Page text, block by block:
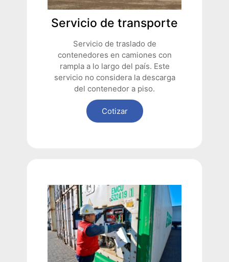
Servicio de transporte
Servicio de traslado de
contenedores en camiones con
rampla a lo largo del país. Este
servicio no considera la descarga
del contenedor a piso.
Cotizar